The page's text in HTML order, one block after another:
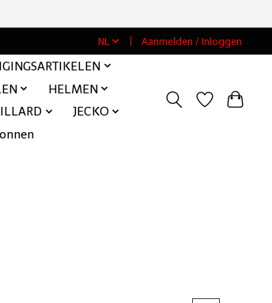
NL Aanmelden / Inloggen
HELMEN
JECKO